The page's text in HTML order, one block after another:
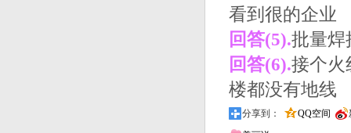
看到很的企业
回答(5).批量焊
回答(6).接个
楼都没有地线
分享到： QQ空间